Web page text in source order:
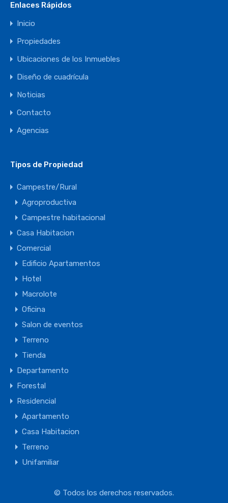
Enlaces Rápidos
Inicio
Propiedades
Ubicaciones de los Inmuebles
Diseño de cuadrícula
Noticias
Contacto
Agencias
Tipos de Propiedad
Campestre/Rural
Agroproductiva
Campestre habitacional
Casa Habitacion
Comercial
Edificio Apartamentos
Hotel
Macrolote
Oficina
Salon de eventos
Terreno
Tienda
Departamento
Forestal
Residencial
Apartamento
Casa Habitacion
Terreno
Unifamiliar
© Todos los derechos reservados.